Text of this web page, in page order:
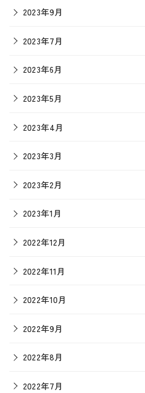
2023年9月
2023年7月
2023年6月
2023年5月
2023年4月
2023年3月
2023年2月
2023年1月
2022年12月
2022年11月
2022年10月
2022年9月
2022年8月
2022年7月